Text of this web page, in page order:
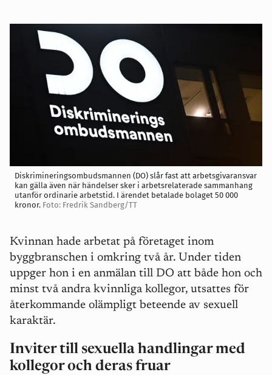
Diskrimineringsombudsmannen (DO) slår fast att arbetsgivaransvar
kan gälla även när händelser sker i arbetsrelaterade sammanhang
utanför ordinarie arbetstid. I ärendet betalade bolaget 50 000
kronor. Foto: Fredrik Sandberg/TT
Kvinnan hade arbetat på företaget inom
byggbranschen i omkring två år. Under tiden
uppger hon i en anmälan till DO att både hon och
minst två andra kvinnliga kollegor, utsattes för
återkommande olämpligt beteende av sexuell
karaktär.
Inviter till sexuella handlingar med
kollegor och deras fruar